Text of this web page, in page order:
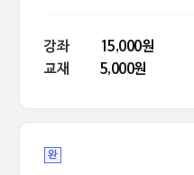
강좌
15,000원
교재
5,000원
완